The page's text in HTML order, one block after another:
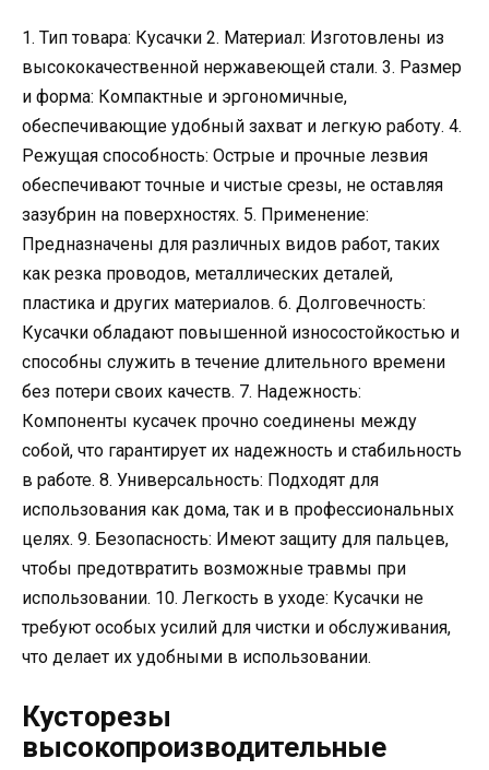
1. Тип товара: Кусачки 2. Материал: Изготовлены из
высококачественной нержавеющей стали. 3. Размер
и форма: Компактные и эргономичные,
обеспечивающие удобный захват и легкую работу. 4.
Режущая способность: Острые и прочные лезвия
обеспечивают точные и чистые срезы, не оставляя
зазубрин на поверхностях. 5. Применение:
Предназначены для различных видов работ, таких
как резка проводов, металлических деталей,
пластика и других материалов. 6. Долговечность:
Кусачки обладают повышенной износостойкостью и
способны служить в течение длительного времени
без потери своих качеств. 7. Надежность:
Компоненты кусачек прочно соединены между
собой, что гарантирует их надежность и стабильность
в работе. 8. Универсальность: Подходят для
использования как дома, так и в профессиональных
целях. 9. Безопасность: Имеют защиту для пальцев,
чтобы предотвратить возможные травмы при
использовании. 10. Легкость в уходе: Кусачки не
требуют особых усилий для чистки и обслуживания,
что делает их удобными в использовании.
Кусторезы
высокопроизводительные